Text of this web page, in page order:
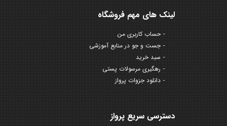
لینک های مهم فروشگاه
حساب کاربری من
جست و جو در منابع آموزشی
سبد خرید
رهگیری مرسولات پستی
دانلود جزوات پرواز
دسترسی سریع پرواز